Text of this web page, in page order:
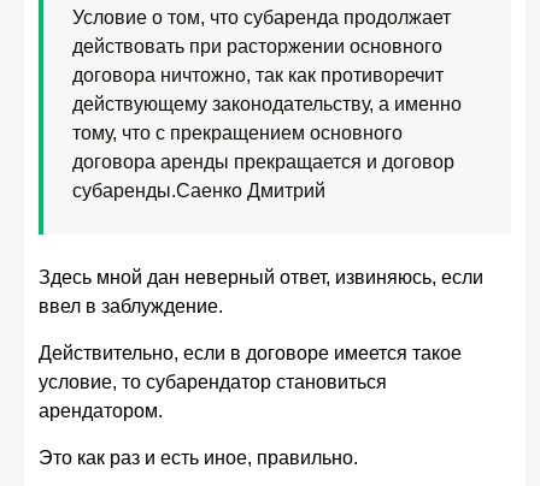
Условие о том, что субаренда продолжает
действовать при расторжении основного
договора ничтожно, так как противоречит
действующему законодательству, а именно
тому, что с прекращением основного
договора аренды прекращается и договор
субаренды.Саенко Дмитрий
Здесь мной дан неверный ответ, извиняюсь, если
ввел в заблуждение.
Действительно, если в договоре имеется такое
условие, то субарендатор становиться
арендатором.
Это как раз и есть иное, правильно.